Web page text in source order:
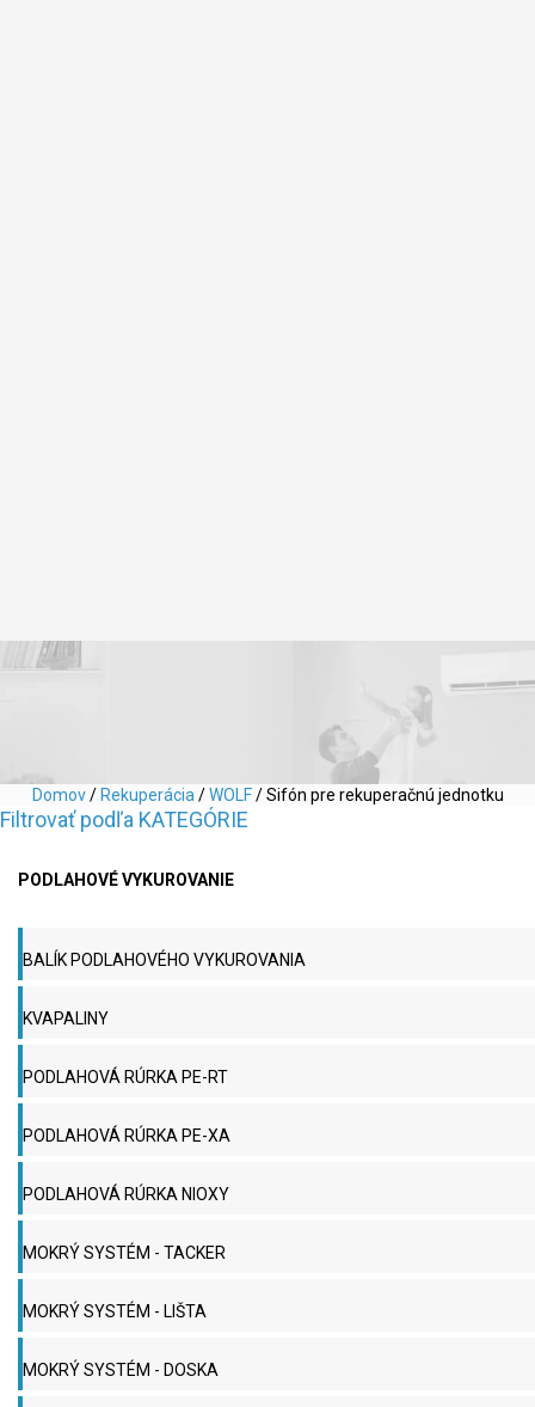
Domov/ Rekuperácia /WOLF/ Sifón pre rekuperačnú jednotku
Filtrovať podľa KATEGÓRIE
PODLAHOVÉ VYKUROVANIE
BALÍK PODLAHOVÉHO VYKUROVANIA
KVAPALINY
PODLAHOVÁ RÚRKA PE-RT
PODLAHOVÁ RÚRKA PE-XA
PODLAHOVÁ RÚRKA NIOXY
MOKRÝ SYSTÉM - TACKER
MOKRÝ SYSTÉM - LIŠTA
MOKRÝ SYSTÉM - DOSKA